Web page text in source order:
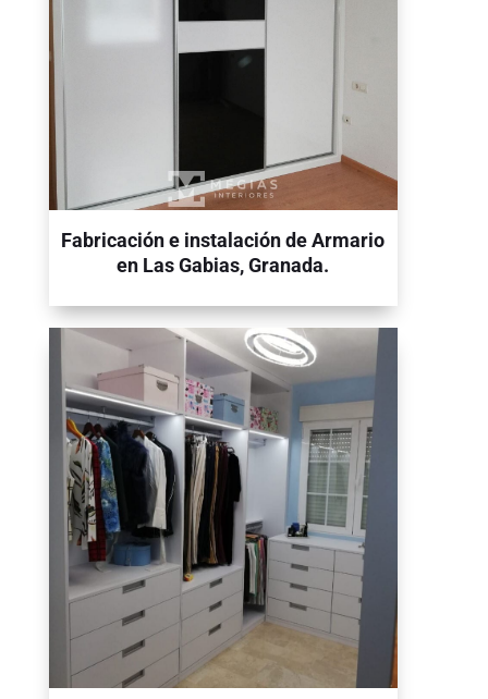
Fabricación e instalación de Armario
en Las Gabias, Granada.